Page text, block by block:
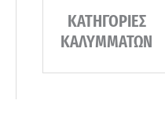
ΚΑΤΗΓΟΡΙΕΣ
ΚΑΛΥΜΜΑΤΩΝ